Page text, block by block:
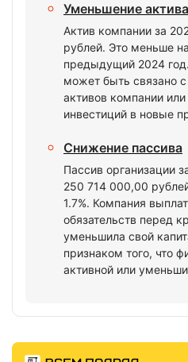
Уменьшение актива
Актив компании за
рублей. Это меньше
предыдущий 2024
может быть связано
активов компании
инвестиций в новые
Снижение пассива
Пассив организации
250 714 000,00
1.7%. Компания
обязательств перед
уменьшила свой
признаком того, что
активной или